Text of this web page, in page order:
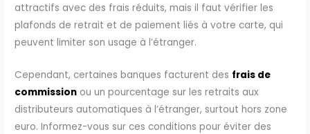
attractifs avec des frais réduits, mais il faut vérifier les
plafonds de retrait et de paiement liés à votre carte, qui
peuvent limiter son usage à l’étranger.
Cependant, certaines banques facturent des frais de
commission ou un pourcentage sur les retraits aux
distributeurs automatiques à l’étranger, surtout hors zone
euro. Informez-vous sur ces conditions pour éviter des